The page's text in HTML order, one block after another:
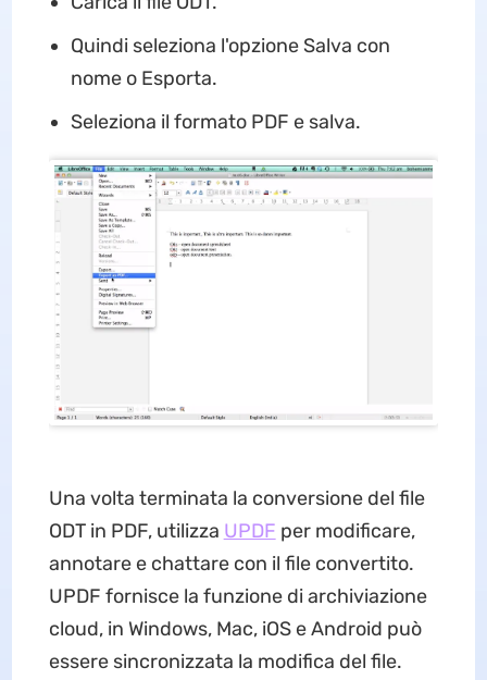
Quindi seleziona l'opzione Salva con
nome o Esporta.
Seleziona il formato PDF e salva.
Una volta terminata la conversione del file
ODT in PDF, utilizza UPDF per modificare,
annotare e chattare con il file convertito.
UPDF fornisce la funzione di archiviazione
cloud, in Windows, Mac, iOS e Android può
essere sincronizzata la modifica del file.